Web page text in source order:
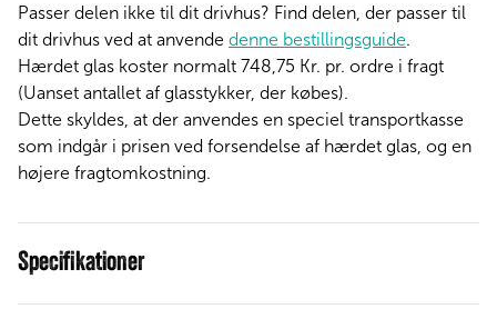
Passer delen ikke til dit drivhus? Find delen, der passer til
dit drivhus ved at anvende denne bestillingsguide.
Hærdet glas koster normalt 748,75 Kr. pr. ordre i fragt
(Uanset antallet af glasstykker, der købes).
Dette skyldes, at der anvendes en speciel transportkasse
som indgår i prisen ved forsendelse af hærdet glas, og en
højere fragtomkostning.
Specifikationer